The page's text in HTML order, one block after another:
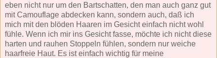
eben nicht nur um den Bartschatten, den man auch ganz gut
mit Camouflage abdecken kann, sondern auch, daß ich
mich mit den blöden Haaren im Gesicht einfach nicht wohl
fühle. Wenn ich mir ins Gesicht fasse, möchte ich nicht diese
harten und rauhen Stoppeln fühlen, sondern nur weiche
haarfreie Haut. Es ist einfach wichtig für meine